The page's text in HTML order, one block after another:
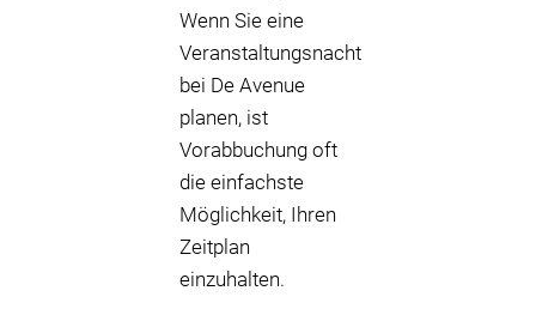
Wenn Sie eine
Veranstaltungsnacht
bei De Avenue
planen, ist
Vorabbuchung oft
die einfachste
Möglichkeit, Ihren
Zeitplan
einzuhalten.